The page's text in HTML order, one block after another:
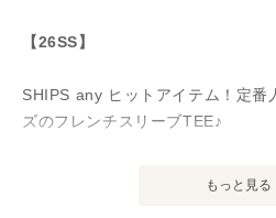
【26SS】
SHIPS any ヒットアイテム！定番
ズのフレンチスリーブTEE♪
もっと見る